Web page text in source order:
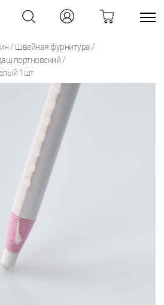
/ Швейная фурнитура /
портновский /
1шт